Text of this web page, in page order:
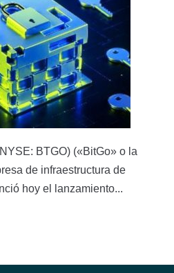
BTGO) («BitGo» o la
de infraestructura de
hoy el lanzamiento...